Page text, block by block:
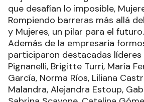
que desafían lo imposible,
Rompiendo barreras más allá
y Mujeres, un pilar para el futuro.
Además de la empresaria
participaron destacadas
Pignanelli, Brigitte Turri, María
García, Norma Ríos, Liliana
Malandra, Alejandra Estoup,